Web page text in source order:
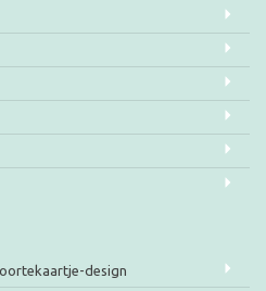
design